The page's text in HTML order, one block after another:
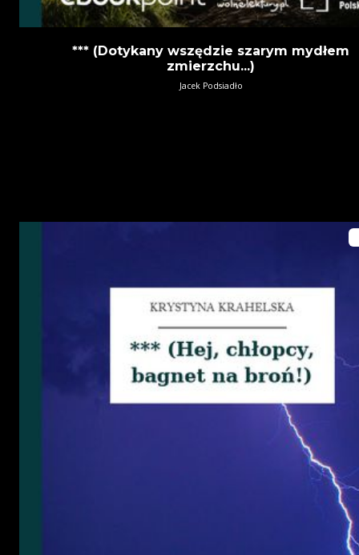
*** (Dotykany wszędzie szarym mydłem
zmierzchu...)
Jacek Podsiadło